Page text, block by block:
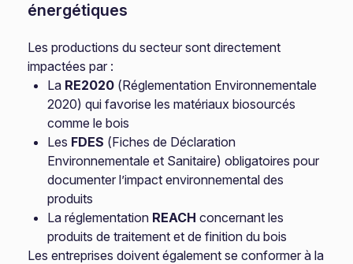
énergétiques
Les productions du secteur sont directement
impactées par :
La RE2020 (Réglementation Environnementale
2020) qui favorise les matériaux biosourcés
comme le bois
Les FDES (Fiches de Déclaration
Environnementale et Sanitaire) obligatoires pour
documenter l’impact environnemental des
produits
La réglementation REACH concernant les
produits de traitement et de finition du bois
Les entreprises doivent également se conformer à la